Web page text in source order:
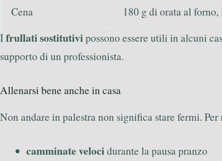
Cena
180 g di orata al
Ifrullati sostitutivipossono essere utili in alcuni
supporto di un professionista.
Allenarsi bene anche in casa
Non andare in palestra non significa stare fermi.
camminate velocidurante la pausa pranzo